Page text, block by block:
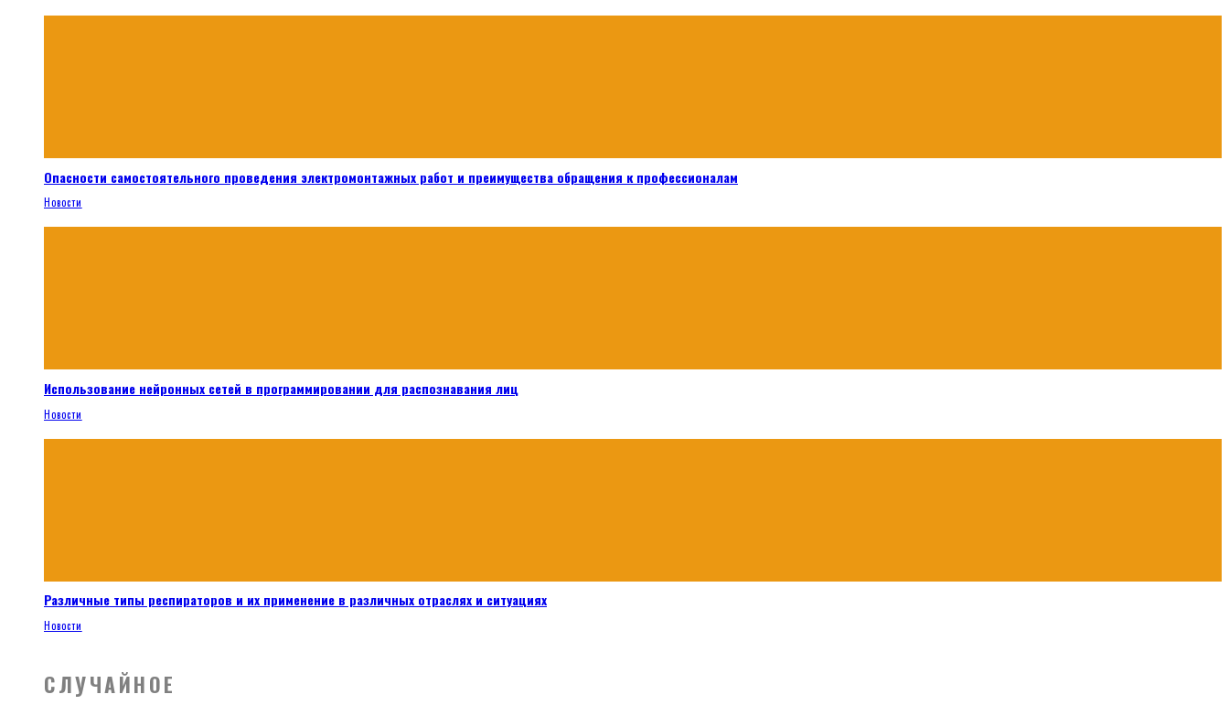
Опасности самостоятельного проведения электромонтажных работ и преимущества обращения к профессионалам
Новости
Использование нейронных сетей в программировании для распознавания лиц
Новости
Различные типы респираторов и их применение в различных отраслях и ситуациях
Новости
СЛУЧАЙНОЕ